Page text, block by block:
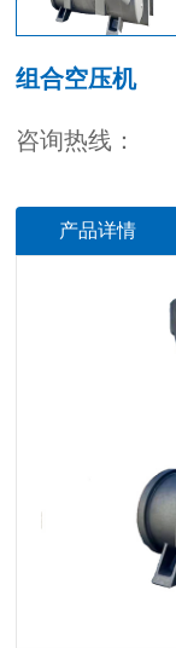
组合空压机
咨询热线：
产品详情